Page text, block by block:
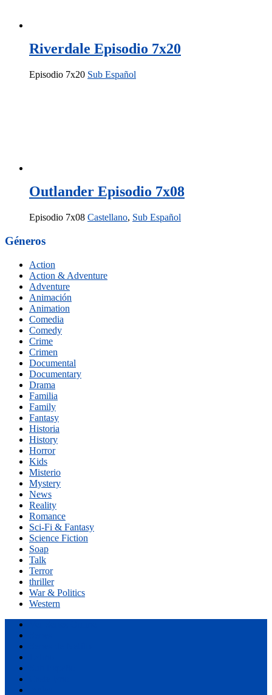
Riverdale Episodio 7x20
Episodio 7x20 Sub Español
Outlander Episodio 7x08
Episodio 7x08 Castellano, Sub Español
Géneros
Action
Action & Adventure
Adventure
Animación
Animation
Comedia
Comedy
Crime
Crimen
Documental
Documentary
Drama
Familia
Family
Fantasy
Historia
History
Horror
Kids
Misterio
Mystery
News
Reality
Romance
Sci-Fi & Fantasy
Science Fiction
Soap
Talk
Terror
thriller
War & Politics
Western